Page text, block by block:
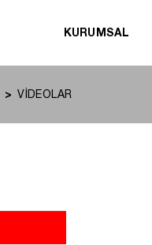
KURUMSAL
VİDEOLAR